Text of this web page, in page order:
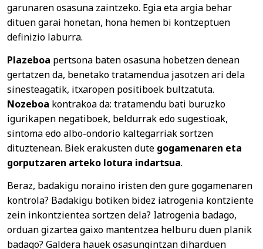
garunaren osasuna zaintzeko. Egia eta argia behar
dituen garai honetan, hona hemen bi kontzeptuen
definizio laburra.
Plazeboa pertsona baten osasuna hobetzen denean
gertatzen da, benetako tratamendua jasotzen ari dela
sinesteagatik, itxaropen positiboek bultzatuta.
Nozeboa kontrakoa da: tratamendu bati buruzko
igurikapen negatiboek, beldurrak edo sugestioak,
sintoma edo albo-ondorio kaltegarriak sortzen
dituztenean. Biek erakusten dute gogamenaren eta
gorputzaren arteko lotura indartsua.
Beraz, badakigu noraino iristen den gure gogamenaren
kontrola? Badakigu botiken bidez iatrogenia kontziente
zein inkontzientea sortzen dela? Iatrogenia badago,
orduan gizartea gaixo mantentzea helburu duen planik
badago? Galdera hauek osasungintzan diharduen